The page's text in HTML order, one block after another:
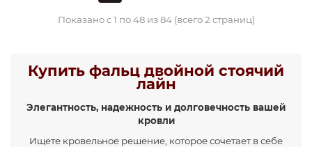
Показано с 1 по 48 из 84 (всего 2 страниц)
Купить фальц двойной стоячий
лайн
Элегантность, надежность и долговечность вашей
кровли
Ищете кровельное решение, которое сочетает в себе